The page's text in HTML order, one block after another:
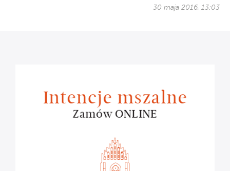
30 maja 2016, 13:03